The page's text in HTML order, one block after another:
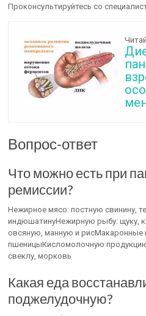
Проконсультируйтесь со
Вопрос-ответ
Что можно есть при
ремиссии?
Нежирное мясо: постную свинину,
индюшатинуНежирную рыбу: щуку,
овсяную, манную и рисМакаронные
пшеницыКисломолочную
свеклу, морковь
Какая еда
поджелудочную?